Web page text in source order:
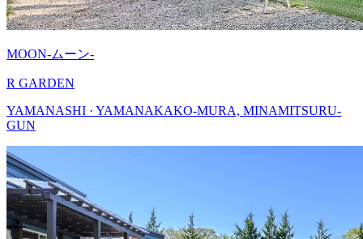
MOON-ムーン-
R GARDEN
YAMANASHI · YAMANAKAKO-MURA, MINAMITSURU-
GUN